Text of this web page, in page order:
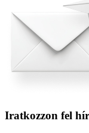
Iratkozzon fel